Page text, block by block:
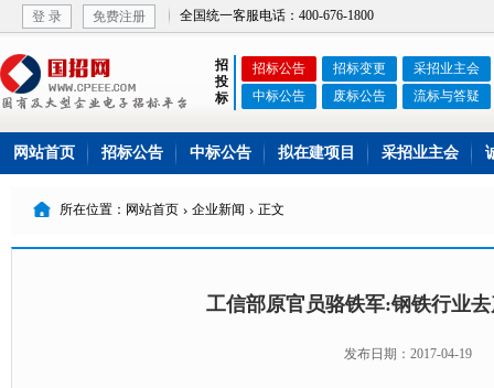
登 录 免费注册 全国统一客服电话：400-676-1800
招
投
标
招标公告 招标变更
采招业主会
中标公告
废标公告 流标与答疑
网站首页 招标公告 中标公告 拟在建项目 采招业主会
 所在位置：网站首页  企业新闻  正文
工信部原官员骆铁军:钢铁行业
发布日期：2017-04-19